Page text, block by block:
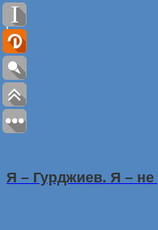
Я – Гурджиев. Я – не